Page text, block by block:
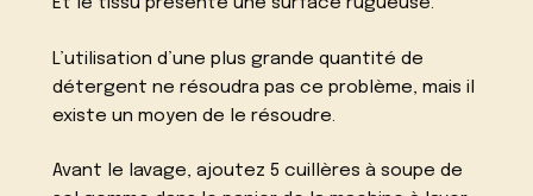
L’utilisation d’une plus grande quantité de
détergent ne résoudra pas ce problème, mais il
existe un moyen de le résoudre.
Avant le lavage, ajoutez 5 cuillères à soupe de